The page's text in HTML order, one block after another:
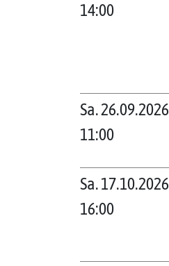
14:00
Sa. 26.09.2026
11:00
Sa. 17.10.2026
16:00